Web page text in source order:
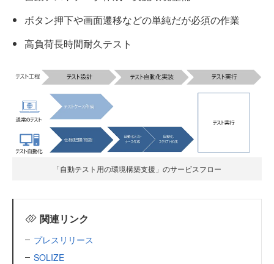
ボタン押下や画面遷移などの単純だが必須の作業
高負荷長時間耐久テスト
「自動テスト用の環境構築支援」のサービスフロー
関連リンク
プレスリリース
SOLIZE